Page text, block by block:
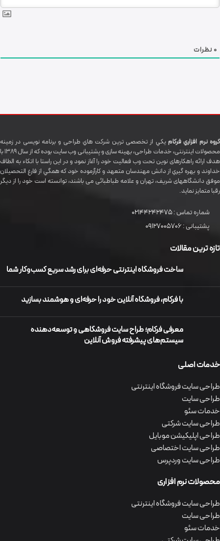
0 نظرات
گروه نرم افزاري فرکام يکي از تخصصی ترين شرکت هاي طراحی و برنامه نویسی در زمینه
محصولات اینترنتی، خدمات طراحی، بهینه سازی و پشتیبانی وب سایت بوده که از سال 1389 با
هدف ارائه راهکارهای نوین تحت وب فعالیت خود را آغاز نمود و در این راستا با اتکاء به الطاف
خداوند و بهره گيري از دانش مهندسان متعهد و کارآزموده خود که همگي از فارغ التحصیلان
موفق دانشگاههای شريف، تهران و علامه طباطبائی می باشند، توانسته است خود را از دیگر
رقبا متمایز نماید.
شماره تماس :02144242475
پشتیبانی :09127005706
تازه ترین مقالات
ساخت فروشگاه اینترنتی حرفه‌ای برای رشد سریع کسب‌وکار شما
با فرکام، فروشگاه آنلاین خود را حرفه‌ای و هوشمند بسازید
معرفی فرکام؛ طراح سایت فروشگاهی و توسعه‌دهنده
سیستم‌های پیشرفته فروش آنلاین
خدمات اصلی
طراحی سایت فروشگاه اینترنتی
طراحی سایت
خدمات سئو
طراحی سایت شرکتی
طراحی اپلیکیشن موبایل
طراحی سایت اختصاصی
طراحی سایت وردپرس
محصولات نرم افزاری
طراحی سایت فروشگاه اینترنتی
طراحی سایت
خدمات سئو